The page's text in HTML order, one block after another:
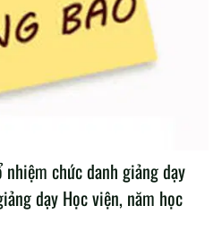
chức danh giảng dạy
dạy Học viện, năm học